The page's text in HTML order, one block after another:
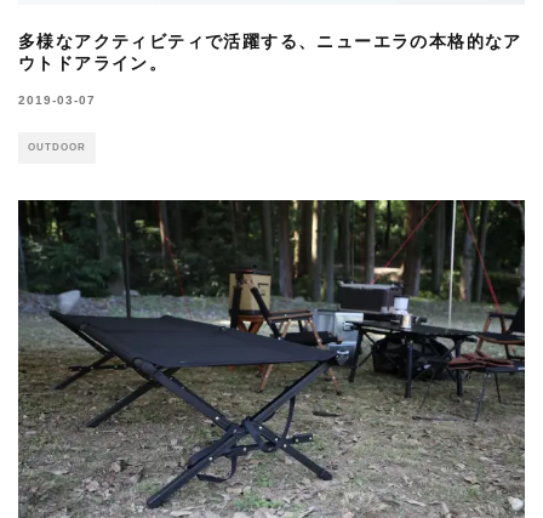
多様なアクティビティで活躍する、ニューエラの本格的なア
ウトドアライン。
2019-03-07
OUTDOOR